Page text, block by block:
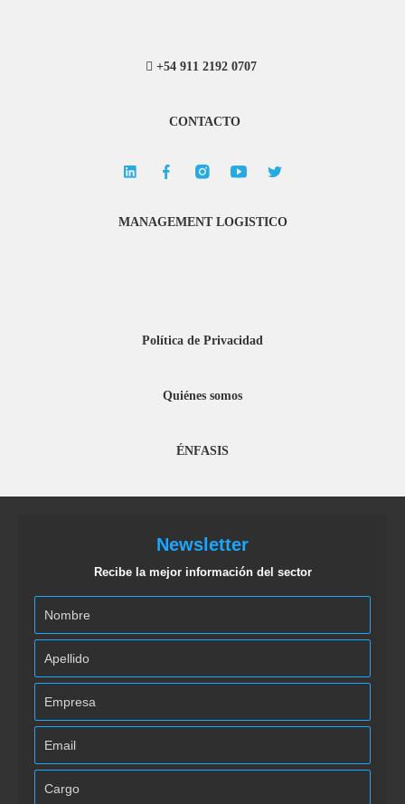
+54 911 2192 0707
CONTACTO
MANAGEMENT LOGISTICO
Política de Privacidad
Quiénes somos
ÉNFASIS
Newsletter
Recibe la mejor información del sector